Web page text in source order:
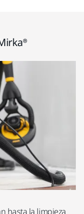
hasta la limpieza